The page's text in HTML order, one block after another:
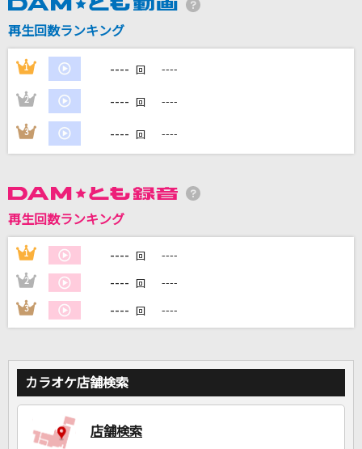
カラオケをもっと楽しもう！
自宅でカラオケ歌い放題！
再生回数ランキング
1 ---- 回 ----
2 ---- 回 ----
3 ---- 回 ----
再生回数ランキング
1 ---- 回 ----
2 ---- 回 ----
3 ---- 回 ----
カラオケ店舗検索
店舗検索